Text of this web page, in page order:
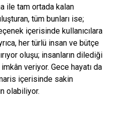
ile tam ortada kalan
tüm bunları ise;
içerisinde kullanıcılara
her türlü insan ve bütçe
oluşu; insanların dilediği
veriyor. Gece hayatı da
içerisinde sakin
olabiliyor.